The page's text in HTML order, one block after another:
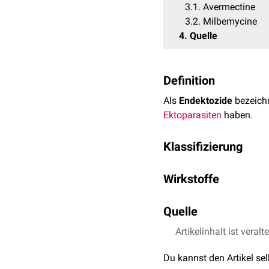
3.1 Avermectine
3.2 Milbemycine
4 Quelle
Definition
Als Endektozide
Ektoparasiten haben.
Klassifizierung
zyklische Verbindungen
Wirkstoffe
Avermectine
Milbemycine
Avermectine
Quelle
Eckert, Johannes,
Schnieder, Thomas,
Artikelinhalt ist
Du kannst den Artikel